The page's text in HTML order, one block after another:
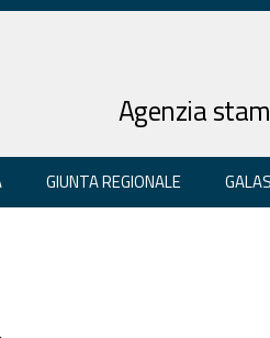
Agenzia
GIUNTA REGIONALE